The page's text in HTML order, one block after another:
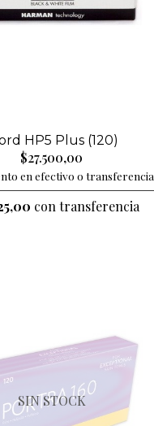
HP5 Plus (120)
$27.500,00
en efectivo o transferencia
con transferencia
SIN STOCK